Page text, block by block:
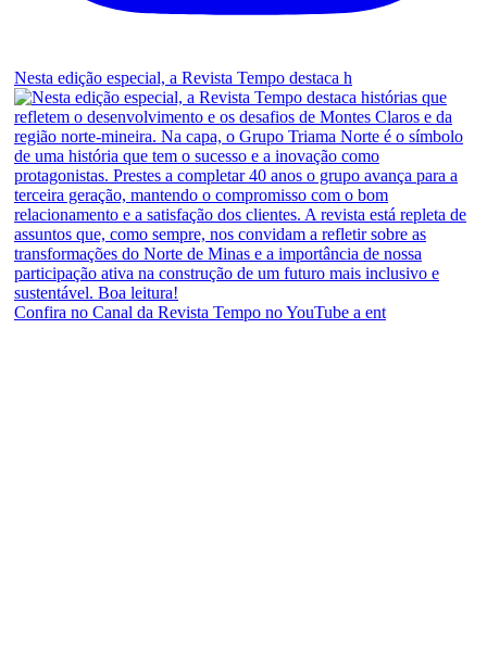
Nesta edição especial, a Revista Tempo destaca h
Confira no Canal da Revista Tempo no YouTube a ent